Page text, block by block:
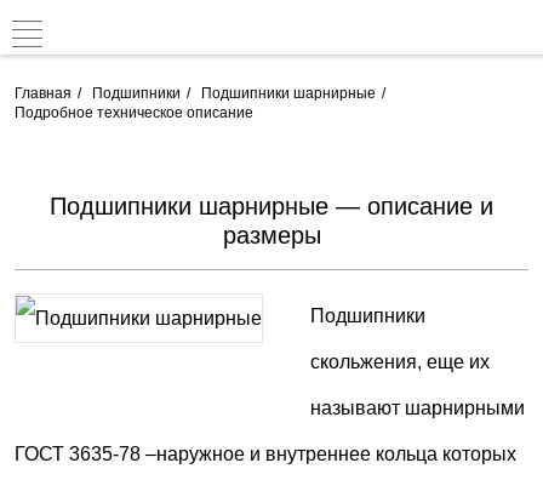
Главная Подшипники
Подшипники шарнирные
Подробное техническое описание
Подшипники шарнирные — описание и
размеры
Подшипники
скольжения, еще их
называют шарнирными
ГОСТ 3635-78 –наружное и внутреннее кольца которых